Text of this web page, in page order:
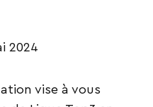
2024
vise à vous